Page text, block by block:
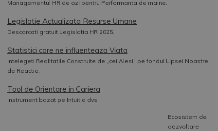
Managementul HR de azi pentru Performanta de maine.
Legislatie Actualizata Resurse Umane
Descarcati gratuit Legislatia HR 2025.
Statistici care ne influenteaza Viata
Intelegeti Realitatile Construite de „cei Alesi” pe fondul Lipsei Noastre
de Reactie.
Tool de Orientare in Cariera
Instrument bazat pe Intuitia dvs.
Ecosistem de
dezvoltare